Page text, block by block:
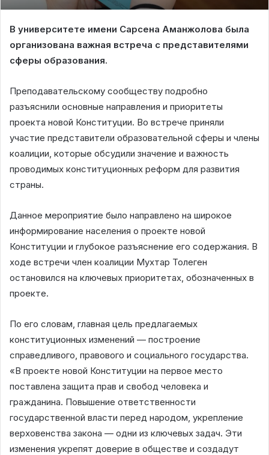
В университете имени Сарсена Аманжолова была
организована важная встреча с представителями
сферы образования.
Преподавательскому сообществу подробно
разъяснили основные направления и приоритеты
проекта новой Конституции. Во встрече приняли
участие представители образовательной сферы и члены
коалиции, которые обсудили значение и важность
проводимых конституционных реформ для развития
страны.
Данное мероприятие было направлено на широкое
информирование населения о проекте новой
Конституции и глубокое разъяснение его содержания. В
ходе встречи член коалиции Мухтар Толеген
остановился на ключевых приоритетах, обозначенных в
проекте.
По его словам, главная цель предлагаемых
конституционных изменений — построение
справедливого, правового и социального государства.
«В проекте новой Конституции на первое место
поставлена защита прав и свобод человека и
гражданина. Повышение ответственности
государственной власти перед народом, укрепление
верховенства закона — одни из ключевых задач. Эти
изменения укрепят доверие в обществе и создадут